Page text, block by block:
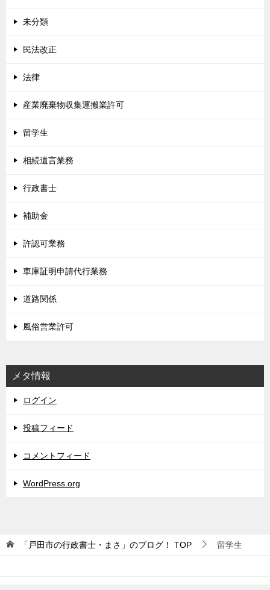
未分類
民法改正
法律
産業廃棄物収集運搬業許可
留学生
相続遺言業務
行政書士
補助金
許認可業務
車庫証明申請代行業務
道路関係
風俗営業許可
メタ情報
ログイン
投稿フィード
コメントフィード
WordPress.org
「戸田市の行政書士・まさ」のブログ！ TOP 留学生